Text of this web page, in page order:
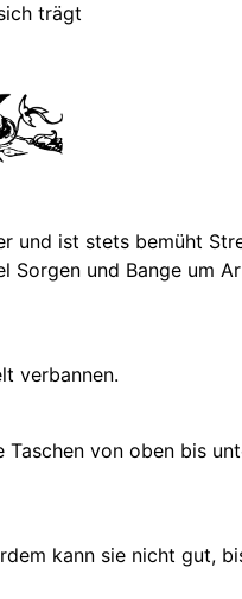
trägt
und ist stets bemüht
und Bange um
verbannen.
von oben bis
kann sie nicht gut,